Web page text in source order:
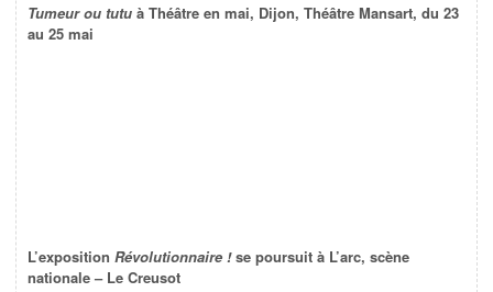
Tumeur ou tutu à Théâtre en mai, Dijon, Théâtre Mansart, du 23
au 25 mai
L’exposition Révolutionnaire !se poursuit à L’arc, scène
nationale – Le Creusot